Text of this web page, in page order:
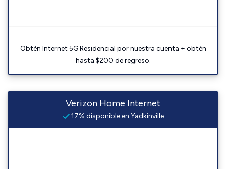
Obtén Internet 5G Residencial por nuestra cuenta + obtén
hasta $200 de regreso.
Verizon Home Internet
17% disponible en Yadkinville